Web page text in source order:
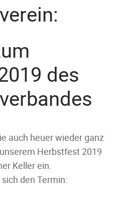
des
auch heuer wieder ganz
Herbstfest 2019
Kellerein.
den Termin: